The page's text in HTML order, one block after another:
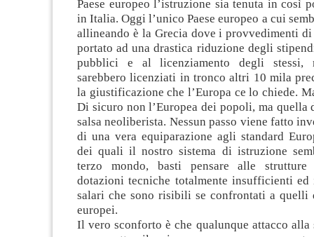
Paese europeo l’istruzione sia tenuta in così
in Italia. Oggi l’unico Paese europeo a cui
allineando è la Grecia dove i provvedimenti di
portato ad una drastica riduzione degli
pubblici e al licenziamento degli stessi,
sarebbero licenziati in tronco altri 10 mila
la giustificazione che l’Europa ce lo chiede.
Di sicuro non l’Europea dei popoli, ma quella
salsa neoliberista. Nessun passo viene fatto
di una vera equiparazione agli standard
dei quali il nostro sistema di istruzione
terzo mondo, basti pensare alle
dotazioni tecniche totalmente insufficienti ed
salari che sono risibili se confrontati a quelli
europei.
Il vero sconforto è che qualunque attacco alla